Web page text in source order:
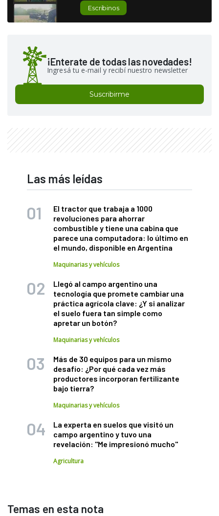
Escribinos
¡Enterate de todas las novedades!
Ingresá tu e-mail y recibí nuestro newsletter
Suscribirme
Las más leídas
El tractor que trabaja a 1000
revoluciones para ahorrar
combustible y tiene una cabina que
parece una computadora: lo último en
el mundo, disponible en Argentina
Maquinarias y vehículos
Llegó al campo argentino una
tecnología que promete cambiar una
práctica agrícola clave: ¿Y si analizar
el suelo fuera tan simple como
apretar un botón?
Maquinarias y vehículos
Más de 30 equipos para un mismo
desafío: ¿Por qué cada vez más
productores incorporan fertilizante
bajo tierra?
Maquinarias y vehículos
La experta en suelos que visitó un
campo argentino y tuvo una
revelación: "Me impresionó mucho"
Agricultura
Temas en esta nota